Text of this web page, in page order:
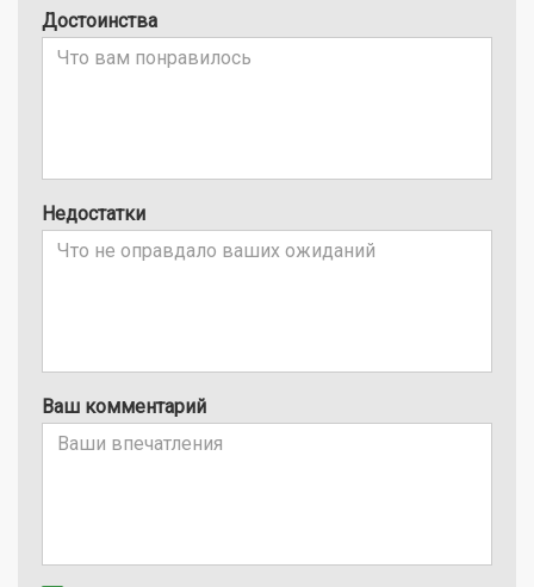
Достоинства
Недостатки
Ваш комментарий